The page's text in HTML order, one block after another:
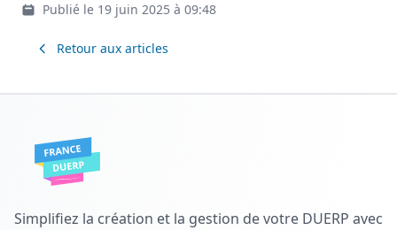
Publié le 19 juin 2025 à 09:48
Retour aux articles
Simplifiez la création et la gestion de votre DUERP avec